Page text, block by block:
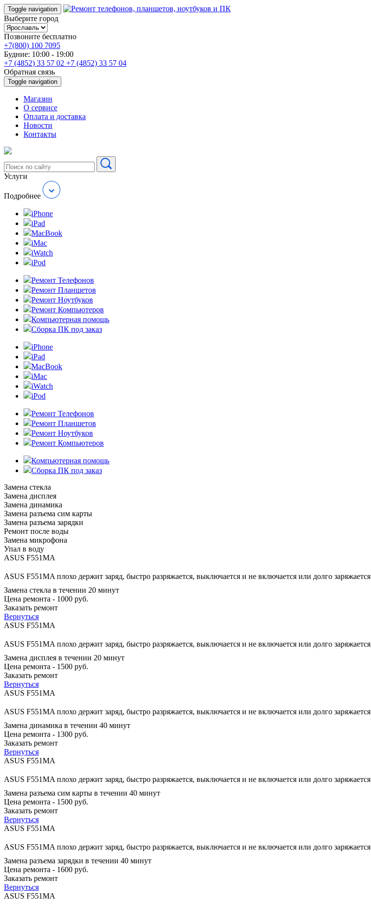
Toggle navigation
Выберите город
Позвоните бесплатно
+7(800) 100 7095
Будние: 10:00 - 19:00
+7 (4852) 33 57 02 +7 (4852) 33 57 04
Обратная связь
Toggle navigation
Магазин
О cервисе
Оплата и доставка
Новости
Контакты
Услуги
Подробнее
iPhone
iPad
MacBook
iMac
iWatch
iPod
Ремонт Телефонов
Ремонт Планшетов
Ремонт Ноутбуков
Ремонт Компьютеров
Компьютерная помощь
Сборка ПК под заказ
iPhone
iPad
MacBook
iMac
iWatch
iPod
Ремонт Телефонов
Ремонт Планшетов
Ремонт Ноутбуков
Ремонт Компьютеров
Компьютерная помощь
Сборка ПК под заказ
Замена стекла
Замена дисплея
Замена динамика
Замена разъема сим карты
Замена разъема зарядки
Ремонт после воды
Замена микрофона
Упал в воду
ASUS F551MA
ASUS F551MA плохо держит заряд, быстро разряжается, выключается и не включается или долго заряжается
Замена стекла в течении 20 минут
Цена ремонта - 1000 руб.
Заказать ремонт
Вернуться
ASUS F551MA
ASUS F551MA плохо держит заряд, быстро разряжается, выключается и не включается или долго заряжается
Замена дисплея в течении 20 минут
Цена ремонта - 1500 руб.
Заказать ремонт
Вернуться
ASUS F551MA
ASUS F551MA плохо держит заряд, быстро разряжается, выключается и не включается или долго заряжается
Замена динамика в течении 40 минут
Цена ремонта - 1300 руб.
Заказать ремонт
Вернуться
ASUS F551MA
ASUS F551MA плохо держит заряд, быстро разряжается, выключается и не включается или долго заряжается
Замена разъема сим карты в течении 40 минут
Цена ремонта - 1500 руб.
Заказать ремонт
Вернуться
ASUS F551MA
ASUS F551MA плохо держит заряд, быстро разряжается, выключается и не включается или долго заряжается
Замена разъема зарядки в течении 40 минут
Цена ремонта - 1600 руб.
Заказать ремонт
Вернуться
ASUS F551MA